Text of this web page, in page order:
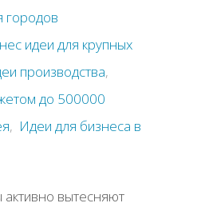
городов
идеи для крупных
производства,
до 500000
, Идеи для бизнеса в
вытесняют